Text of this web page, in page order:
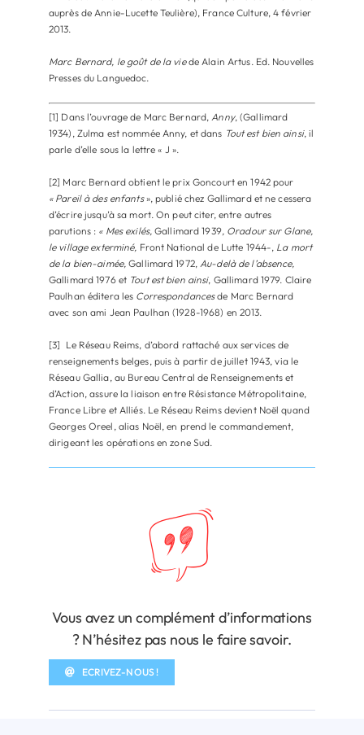
auprès de Annie-Lucette Teulière), France Culture, 4 février
2013.
Marc Bernard, le goût de la viede Alain Artus. Ed. Nouvelles
Presses du Languedoc.
[1] Dans l’ouvrage de Marc Bernard, Anny, (Gallimard
1934), Zulma est nommée Anny, et dans Tout est bien ainsi, il
parle d’elle sous la lettre « J ».
[2] Marc Bernard obtient le prix Goncourt en 1942 pour
« Pareil à des enfants», publié chez Gallimard et ne cessera
d’écrire jusqu’à sa mort. On peut citer, entre autres
parutions : « Mes exilés,Gallimard 1939, Oradour sur Glane,
le village exterminé, Front National de Lutte 1944-, La mort
de la bien-aimée, Gallimard 1972, Au-delà de l’absence,
Gallimard 1976 et Tout est bien ainsi, Gallimard 1979. Claire
Paulhan éditera les Correspondancesde Marc Bernard
avec son ami Jean Paulhan (1928-1968) en 2013.
[3] Le Réseau Reims, d’abord rattaché aux services de
renseignements belges, puis à partir de juillet 1943, via le
Réseau Gallia, au Bureau Central de Renseignements et
d’Action, assure la liaison entre Résistance Métropolitaine,
France Libre et Alliés. Le Réseau Reims devient Noël quand
Georges Oreel, alias Noël, en prend le commandement,
dirigeant les opérations en zone Sud.
Vous avez un complément d’informations
? N’hésitez pas nous le faire savoir.
ECRIVEZ-NOUS !